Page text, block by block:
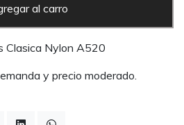
al carro
Clasica Nylon A520
y precio moderado.